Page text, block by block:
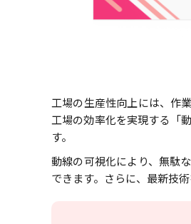
工場の生産性向上には、作
工場の効率化を実現する「
す。
動線の可視化により、無駄
できます。さらに、最新技